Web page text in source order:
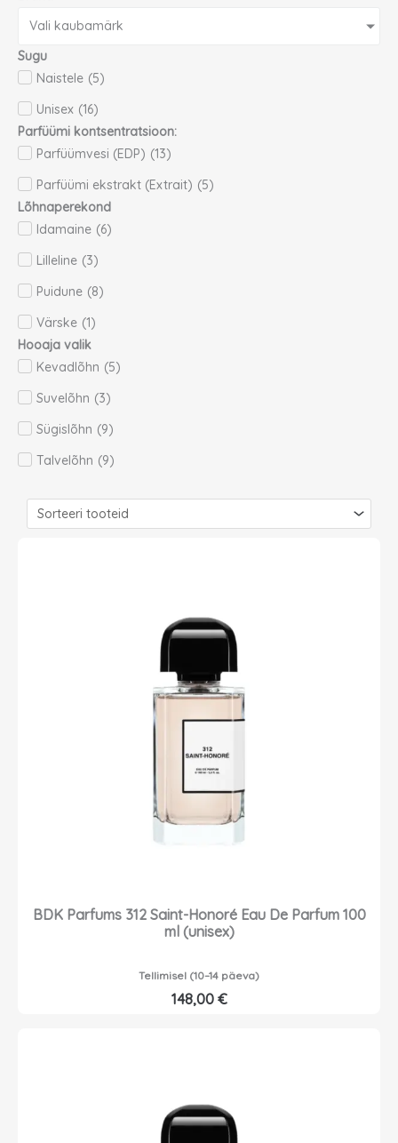
Vali kaubamärk
Sugu
Naistele (5)
Unisex (16)
Parfüümi kontsentratsioon:
Parfüümvesi (EDP) (13)
Parfüümi ekstrakt (Extrait) (5)
Lõhnaperekond
Idamaine (6)
Lilleline (3)
Puidune (8)
Värske (1)
Hooaja valik
Kevadlõhn (5)
Suvelõhn (3)
Sügislõhn (9)
Talvelõhn (9)
BDK Parfums 312 Saint-Honoré Eau De Parfum 100
ml (unisex)
Tellimisel (10–14 päeva)
148,00 €